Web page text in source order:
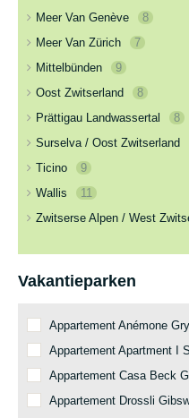
Meer Van Genève
8
Meer Van Zürich
7
Mittelbünden
9
Oost Zwitserland
8
Prättigau Landwassertal
8
Surselva / Oost Zwitserland
Ticino
9
Wallis
11
Zwitserse Alpen / West
Vakantieparken
Appartement Anémone
Appartement Apartment I
Appartement Casa Beck
Appartement Drossli